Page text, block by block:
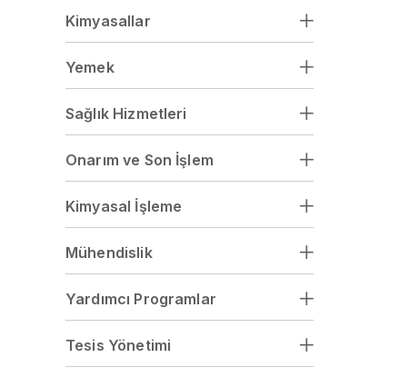
Kimyasallar
Yemek
Sağlık Hizmetleri
Onarım ve Son İşlem
Kimyasal İşleme
Mühendislik
Yardımcı Programlar
Tesis Yönetimi